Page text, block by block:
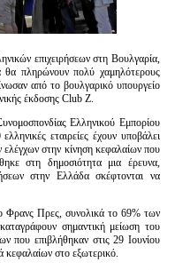
επιχειρήσεων στη Βουλγαρία,
θα πληρώνουν πολύ χαμηλότερους
από το βουλγαρικό υπουργείο
έκδοσης Club Z.
Ελληνικού Εμπορίου
εταιρείες έχουν υποβάλει
στην κίνηση κεφαλαίων που
στη δημοσιότητα μια έρευνα,
στην Ελλάδα σκέφτονται να
Φρανς Πρες, συνολικά το 69% των
σημαντική μείωση του
που επιβλήθηκαν στις 29 Ιουνίου
κεφαλαίων στο εξωτερικό.